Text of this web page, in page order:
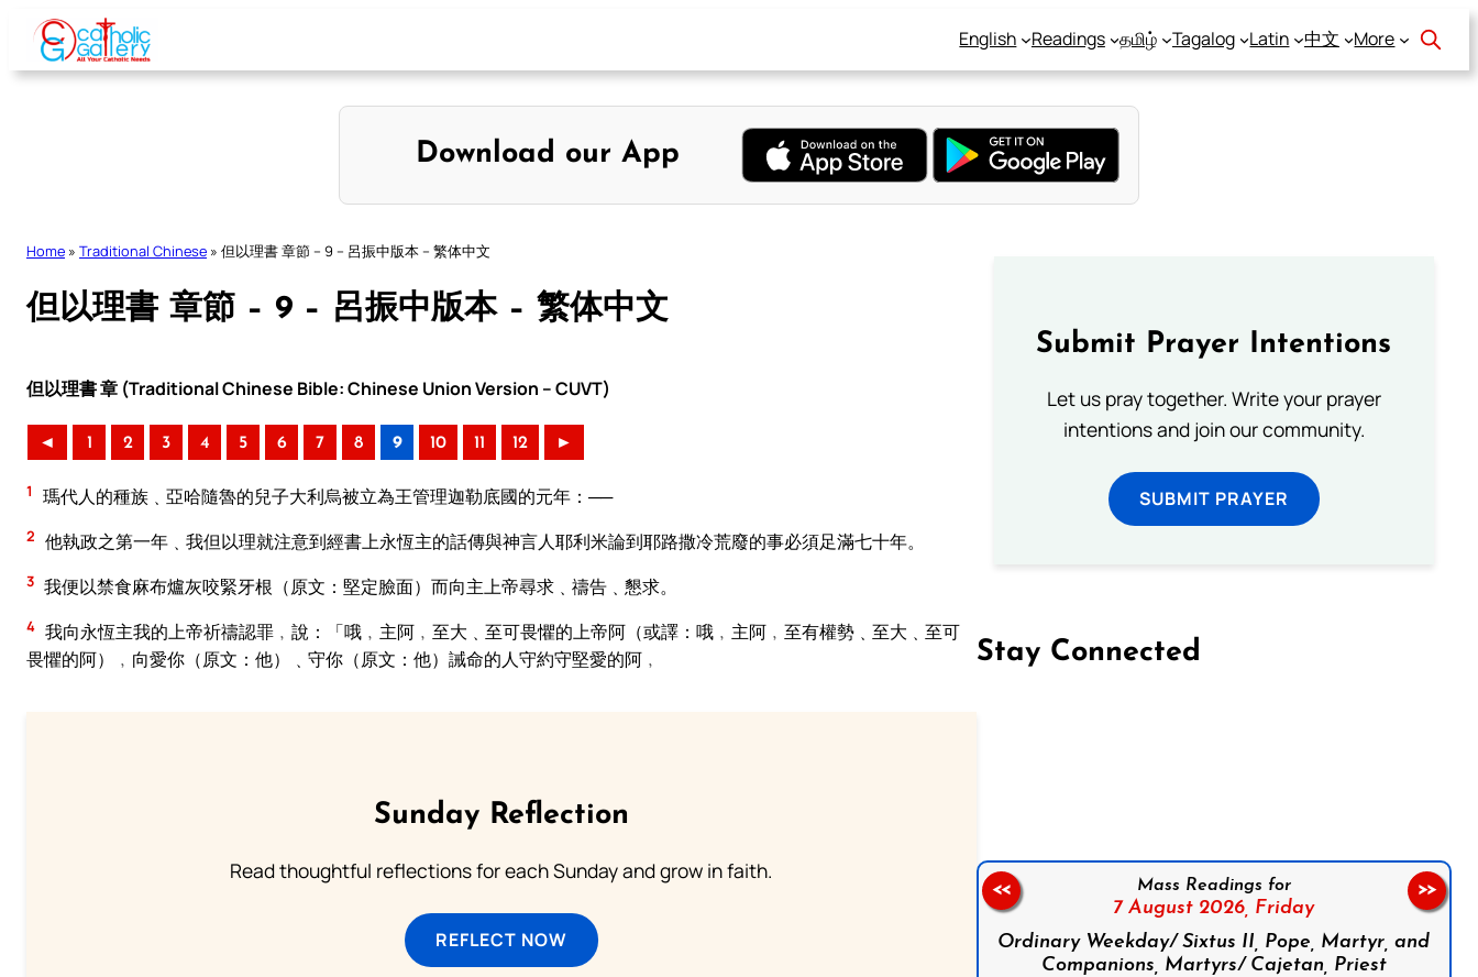
Skip
content
English Readings தமிழ் Tagalog Latin 中文 More
Download our App
Home » Traditional Chinese » 但以理書 章節 – 9 – 呂振中版本 – 繁体中文
但以理書 章節 – 9 – 呂振中版本 – 繁体中文
但以理書 章 (Traditional Chinese Bible: Chinese Union Version – CUVT)
◄ 1 2 3 4 5 6 7 8 9 10 11 12 ►
1 瑪代人的種族﹑亞哈隨魯的兒子大利烏被立為王管理迦勒底國的元年：──
2 他執政之第一年﹑我但以理就注意到經書上永恆主的話傳與神言人耶利米論到耶路撒冷荒廢的事必須足滿七十年。
3 我便以禁食麻布爐灰咬緊牙根（原文：堅定臉面）而向主上帝尋求﹑禱告﹑懇求。
4 我向永恆主我的上帝祈禱認罪﹐說：「哦﹐主阿﹐至大﹑至可畏懼的上帝阿（或譯：哦﹐主阿﹐至有權勢﹑至大﹑至可
畏懼的阿）﹐向愛你（原文：他）﹑守你（原文：他）誡命的人守約守堅愛的阿﹐
Sunday Reflection
Read thoughtful reflections for each Sunday and grow in faith.
REFLECT NOW
Submit Prayer Intentions
Let us pray together. Write your prayer
intentions and join our community.
SUBMIT PRAYER
Stay Connected
Mass Readings for
7 August 2026, Friday
Ordinary Weekday/ Sixtus II, Pope, Martyr, and
Companions, Martyrs/ Cajetan, Priest
<< >>